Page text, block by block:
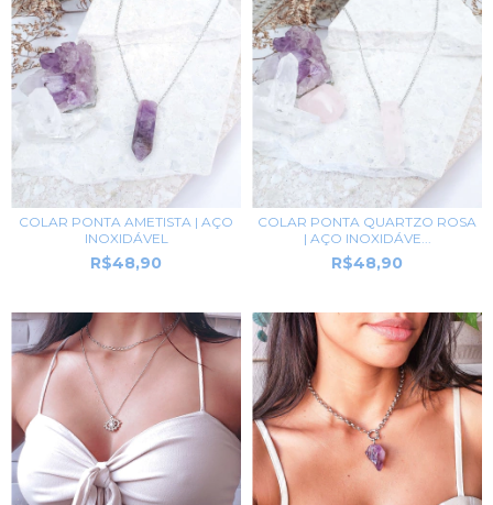
COLAR PONTA AMETISTA | AÇO
INOXIDÁVEL
R$48,90
COLAR PONTA QUARTZO ROSA
| AÇO INOXIDÁVE...
R$48,90